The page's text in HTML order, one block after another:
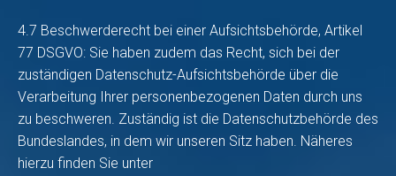
4.7 Beschwerderecht bei einer Aufsichtsbehörde, Artikel
77 DSGVO: Sie haben zudem das Recht, sich bei der
zuständigen Datenschutz-Aufsichtsbehörde über die
Verarbeitung Ihrer personenbezogenen Daten durch uns
zu beschweren. Zuständig ist die Datenschutzbehörde des
Bundeslandes, in dem wir unseren Sitz haben. Näheres
hierzu finden Sie unter